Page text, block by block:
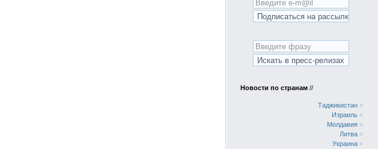
Новости по странам //
Таджикистан «
Израиль «
Молдавия «
Литва «
Украина «